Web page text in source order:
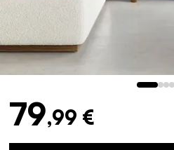
79,99 €